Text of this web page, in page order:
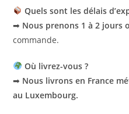
Quels sont les délais
➡ Nous prenons 1 à 2 jours
commande.
Où livrez-vous ?
➡ Nous livrons en France
au Luxembourg.